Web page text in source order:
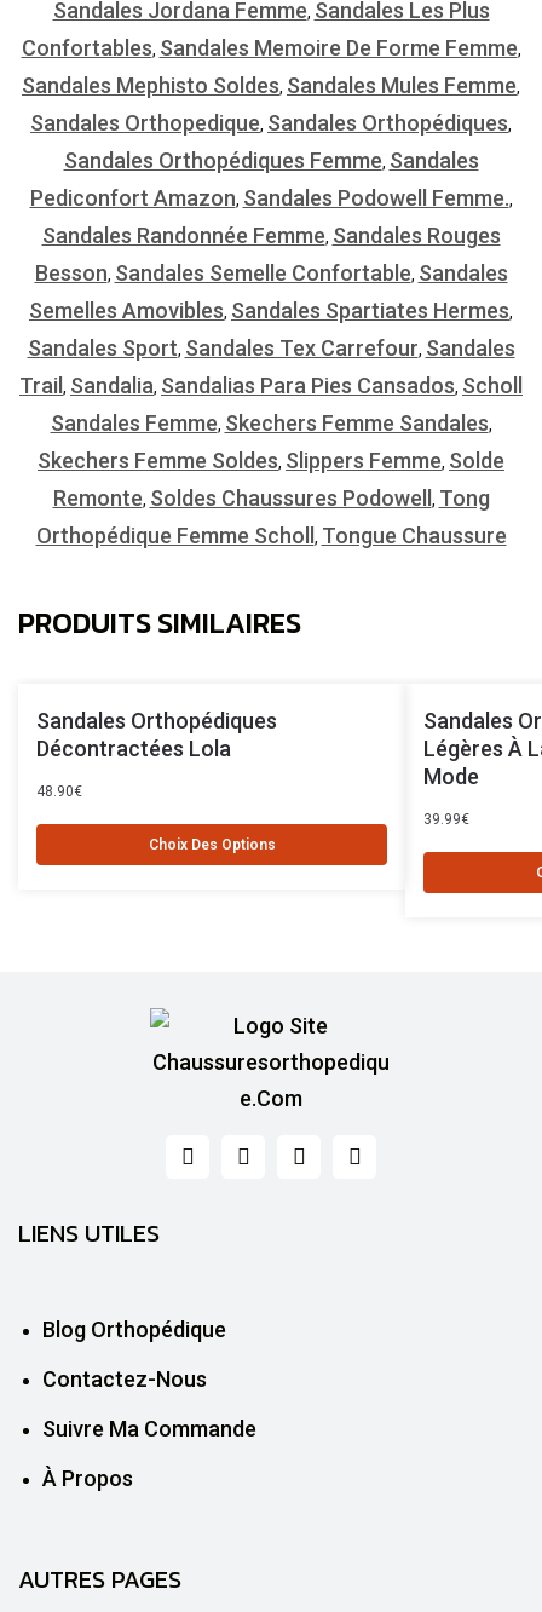
Sandales Jordana Femme, Sandales Les Plus
Confortables, Sandales Memoire De Forme Femme,
Sandales Mephisto Soldes, Sandales Mules Femme,
Sandales Orthopedique, Sandales Orthopédiques,
Sandales Orthopédiques Femme, Sandales
Pediconfort Amazon, Sandales Podowell Femme.,
Sandales Randonnée Femme, Sandales Rouges
Besson, Sandales Semelle Confortable, Sandales
Semelles Amovibles, Sandales Spartiates Hermes,
Sandales Sport, Sandales Tex Carrefour, Sandales
Trail , Sandalia, Sandalias Para Pies Cansados, Scholl
Sandales Femme, Skechers Femme Sandales,
Skechers Femme Soldes, Slippers Femme, Solde
Remonte, Soldes Chaussures Podowell , Tong
Orthopédique Femme Scholl , Tongue Chaussure
PRODUITS SIMILAIRES
Sandales Orthopédiques
Décontractées Lola
48.90€
Choix Des Options
Sandales
Légères À
Mode
39.99€
LIENS UTILES
Blog Orthopédique
Contactez-Nous
Suivre Ma Commande
À Propos
AUTRES PAGES